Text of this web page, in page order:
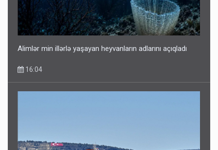
Alimlər min illərlə yaşayan heyvanların adlarını açıqladı
16:04